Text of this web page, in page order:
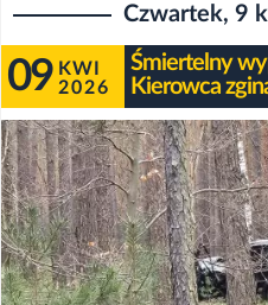
Czwartek, 9
09 KWI
2026
Śmiertelny
Kierowca